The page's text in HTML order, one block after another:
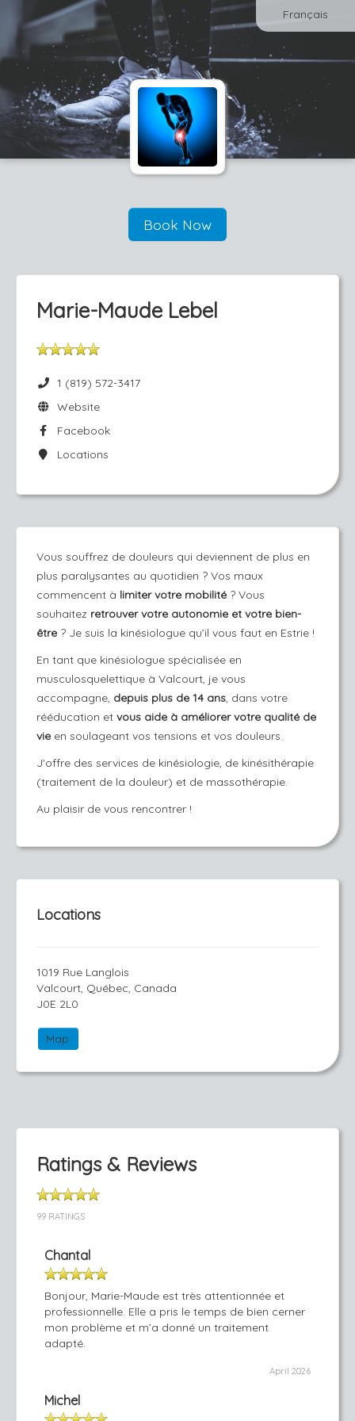
Français
Book Now
Marie-Maude Lebel
1 (819) 572-3417
Website
Facebook
Locations
Vous souffrez de douleurs qui deviennent de plus en
plus paralysantes au quotidien ? Vos maux
commencent à limiter votre mobilité ? Vous
souhaitez retrouver votre autonomie et votre bien-
être ? Je suis la kinésiologue qu’il vous faut en Estrie !
En tant que kinésiologue spécialisée en
musculosquelettique à Valcourt, je vous
accompagne, depuis plus de 14 ans, dans votre
rééducation et vous aide à améliorer votre qualité de
vie en soulageant vos tensions et vos douleurs.
J'offre des services de kinésiologie, de kinésithérapie
(traitement de la douleur) et de massothérapie.
Au plaisir de vous rencontrer !
Locations
1019 Rue Langlois
Valcourt, Québec, Canada
J0E 2L0
Map
Ratings & Reviews
99 RATINGS
Chantal
Bonjour, Marie-Maude est très attentionnée et
professionnelle. Elle a pris le temps de bien cerner
mon problème et m’a donné un traitement
adapté.
April 2026
Michel